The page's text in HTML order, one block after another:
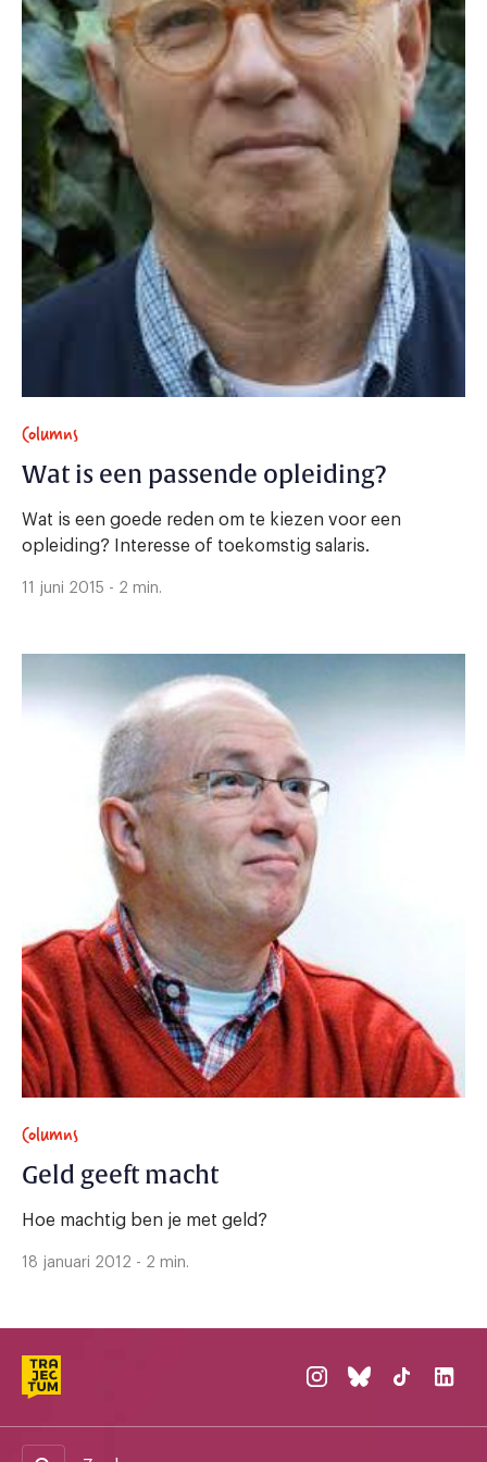
Columns
Wat is een passende opleiding?
Wat is een goede reden om te kiezen voor een
opleiding? Interesse of toekomstig salaris.
11 juni 2015 - 2 min.
Columns
Geld geeft macht
Hoe machtig ben je met geld?
18 januari 2012 - 2 min.